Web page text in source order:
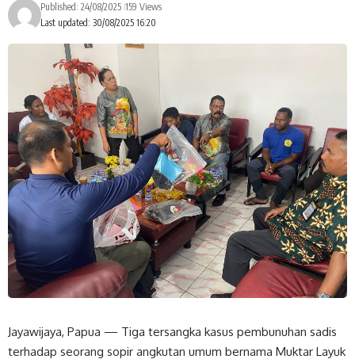
Last updated: 30/08/2025 16:20
Published: 24/08/2025 159 Views
Jayawijaya, Papua — Tiga tersangka kasus pembunuhan sadis
terhadap seorang sopir angkutan umum bernama Muktar Layuk